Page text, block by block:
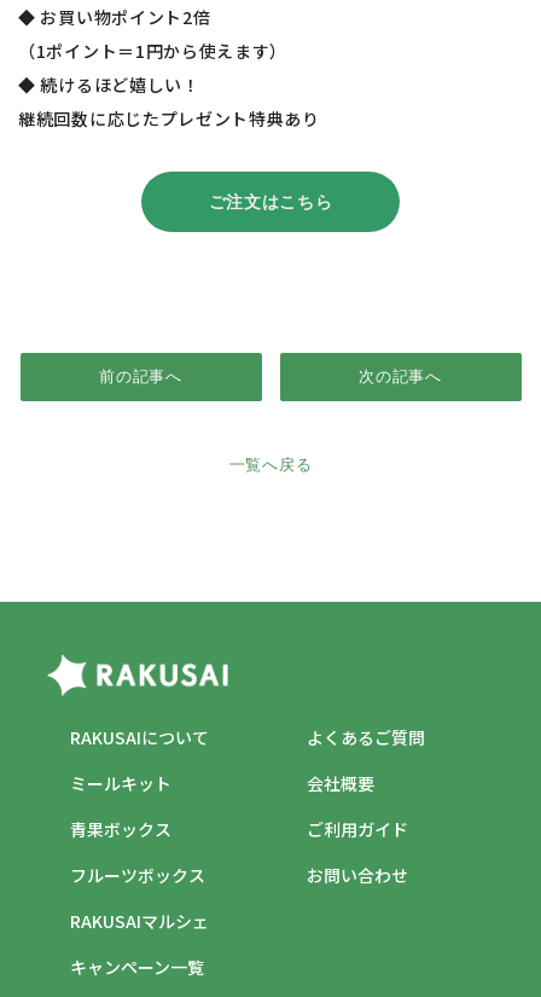
◆ お買い物ポイント2倍
（1ポイント＝1円から使えます）
◆ 続けるほど嬉しい！
継続回数に応じたプレゼント特典あり
ご注文はこちら
前の記事へ
一覧へ戻る
次の記事へ
RAKUSAIについて
ミールキット
青果ボックス
フルーツボックス
RAKUSAIマルシェ
キャンペーン一覧
よくあるご質問
ご利用ガイド
会社概要
お問い合わせ